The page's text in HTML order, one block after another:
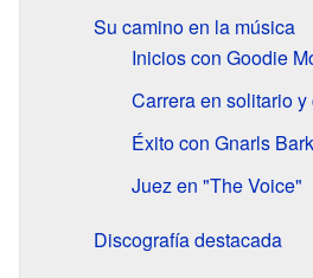
Su camino en la música
Inicios con Goodie
Carrera en solitario
Éxito con Gnarls
Juez en "The Voice"
Discografía destacada